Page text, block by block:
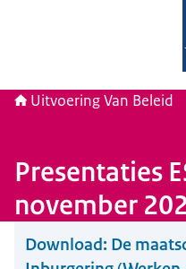
Uitvoering Van Beleid
Presentaties
november
Download: De